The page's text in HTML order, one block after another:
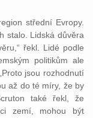
střední Evropy.
stalo. Lidská důvěra
řekl. Lidé podle
politikům ale
jsou rozhodnutí
až do té míry, že by
také řekl, že
zemí, mohou být